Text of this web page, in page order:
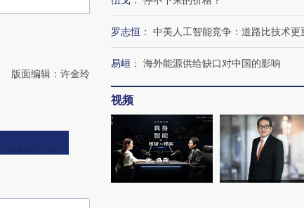
版面编辑：许金玲
罗志恒 ： 中美人工智能竞争：道路比技术更
易峘 ： 海外能源供给缺口对中国的影响
视频